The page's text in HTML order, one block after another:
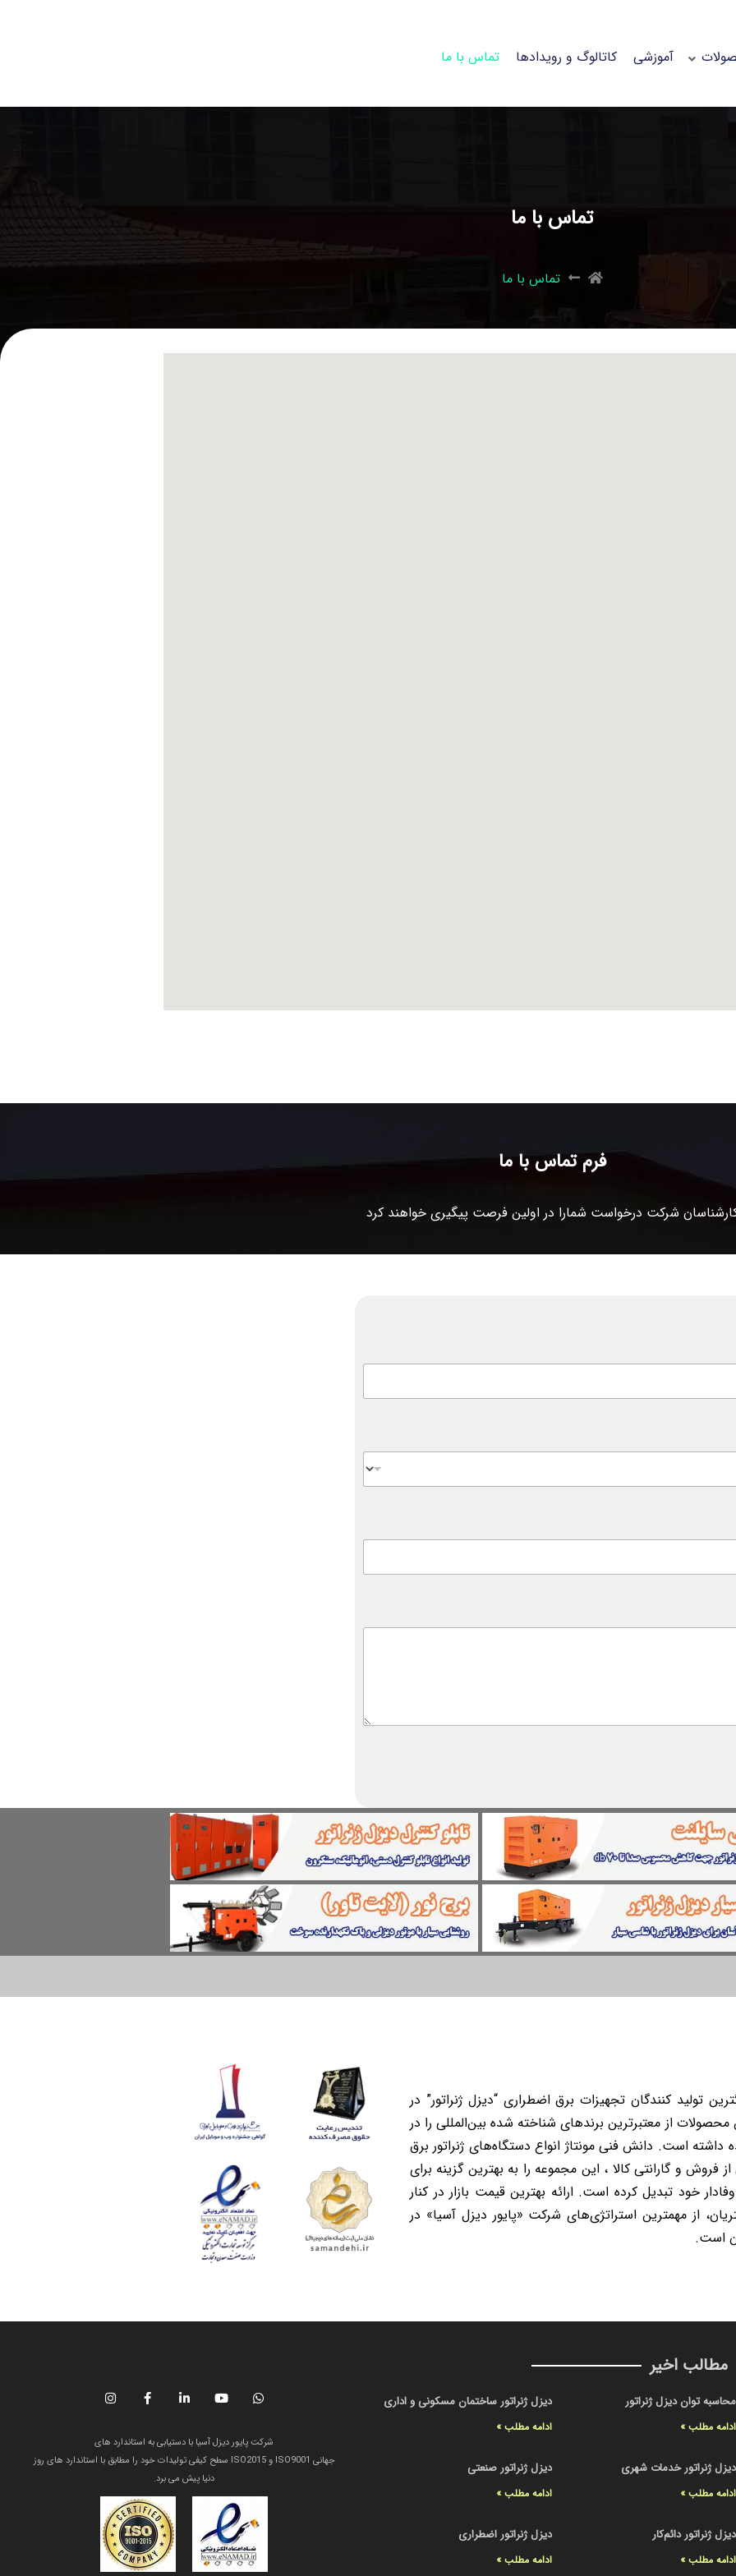
آموزشی کاتالوگ و رویدادها تماس با ما
تماس با ما
تماس با ما
فرم تماس با ما
شرکت درخواست شمارا در اولین فرصت پیگیری خواهند کرد
تولید کنندگان تجهیزات برق اضطراری “دیزل ژنراتور” در
از معتبرترین برندهای شناخته شده بین‌المللی را در
داشته است. دانش فنی مونتاژ انواع دستگاه‌های ژنراتور برق
فروش و گارانتی کالا ، این مجموعه را به بهترین گزینه برای
خود تبدیل کرده است. ارائه بهترین قیمت بازار در کنار
از مهمترین استراتژی‌های شرکت «پایور دیزل آسیا» در
است.
مطالب اخیر
محاسبه توان دیزل ژنراتور
ادامه مطلب »
دیزل ژنراتور ساختمان مسکونی و اداری
ادامه مطلب »
دیزل ژنراتور خدمات شهری
ادامه مطلب »
دیزل ژنراتور صنعتی
ادامه مطلب »
دیزل ژنراتور دائم‌کار
ادامه مطلب »
دیزل ژنراتور اضطراری
ادامه مطلب »
شرکت پایور دیزل آسیا با دستیابی به استاندارد های
جهانی ISO9001 و ISO2015 سطح کیفی تولیدات خود را مطابق با استاندارد های روز
دنیا پیش می برد.